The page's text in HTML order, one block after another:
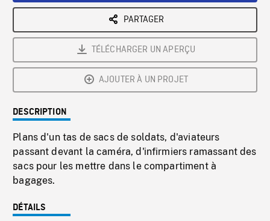
PARTAGER
TÉLÉCHARGER UN APERÇU
AJOUTER À UN PROJET
DESCRIPTION
Plans d'un tas de sacs de soldats, d'aviateurs
passant devant la caméra, d'infirmiers ramassant des
sacs pour les mettre dans le compartiment à
bagages.
DÉTAILS